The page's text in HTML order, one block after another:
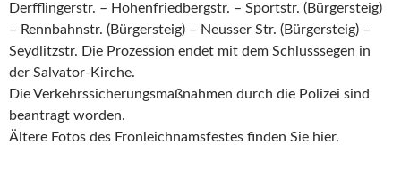
Derfflingerstr. – Hohenfriedbergstr. – Sportstr. (Bürgersteig)
– Rennbahnstr. (Bürgersteig) – Neusser Str. (Bürgersteig) –
Seydlitzstr. Die Prozession endet mit dem Schlusssegen in
der Salvator-Kirche.
Die Verkehrssicherungsmaßnahmen durch die Polizei sind
beantragt worden.
Ältere Fotos des Fronleichnamsfestes finden Sie hier.